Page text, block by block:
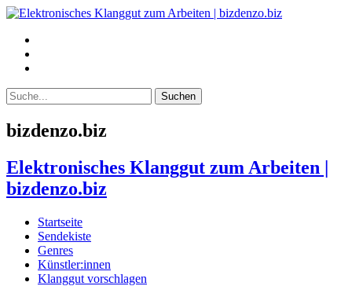
bizdenzo.biz
Elektronisches Klanggut zum Arbeiten |
bizdenzo.biz
Startseite
Sendekiste
Genres
Künstler:innen
Klanggut vorschlagen